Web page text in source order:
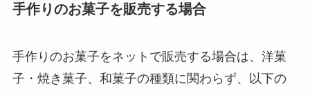
手作りのお菓子を販売する場合
手作りのお菓子をネットで販売する場合は、洋菓
子・焼き菓子、和菓子の種類に関わらず、以下の